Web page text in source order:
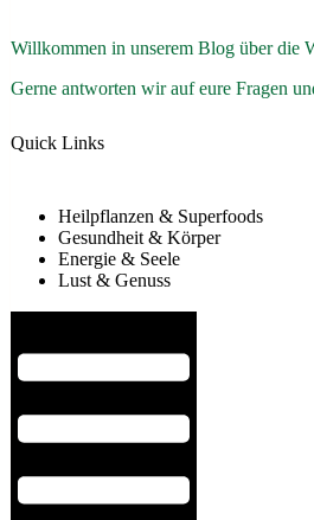
Willkommen in unserem Blog über die
Gerne antworten wir auf eure Fragen
Quick Links
Heilpflanzen & Superfoods
Gesundheit & Körper
Energie & Seele
Lust & Genuss